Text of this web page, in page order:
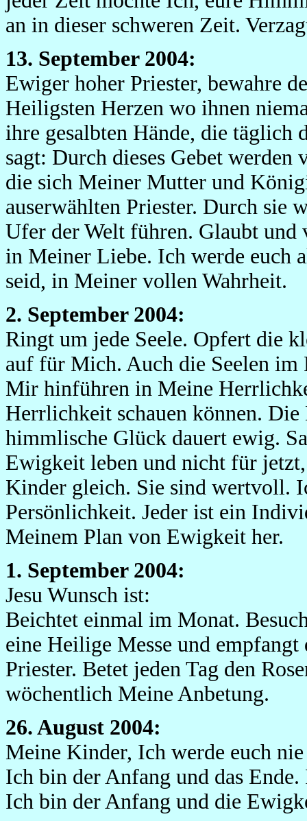
an in dieser schweren Zeit.
13. September 2004:
Ewiger hoher Priester, bewahre
Heiligsten Herzen wo ihnen
ihre gesalbten Hände, die
sagt: Durch dieses Gebet werden
die sich Meiner Mutter und
auserwählten Priester. Durch sie
Ufer der Welt führen. Glaubt
in Meiner Liebe. Ich werde euch
seid, in Meiner vollen Wahrheit.
2. September 2004:
Ringt um jede Seele. Opfert die
auf für Mich. Auch die Seelen im
Mir hinführen in Meine
Herrlichkeit schauen können.
himmlische Glück dauert ewig.
Ewigkeit leben und nicht für
Kinder gleich. Sie sind wertvoll.
Persönlichkeit. Jeder ist ein
Meinem Plan von Ewigkeit her.
1. September 2004:
Jesu Wunsch ist:
Beichtet einmal im Monat.
eine Heilige Messe und
Priester. Betet jeden Tag den
wöchentlich Meine Anbetung.
26. August 2004:
Meine Kinder, Ich werde euch
Ich bin der Anfang und das
Ich bin der Anfang und die